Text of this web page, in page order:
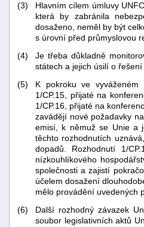
(3)
Hlavním cílem úmluvy
která by zabránila
dosaženo, neměl by být
s úrovní před průmyslovou
(4)
Je třeba důkladně
státech a jejich úsilí o
(5)
K pokroku ve vyváženém
1/CP.15, přijaté na
1/CP.16, přijaté na
zavádějí nové požadavky
emisí, k němuž se Unie a
těchto rozhodnutích
dopadů. Rozhodnutí 1/
nízkouhlíkového
společnosti a zajistí
účelem dosažení
mělo provádění uvedených
(6)
Další rozhodný závazek
soubor legislativních aktů